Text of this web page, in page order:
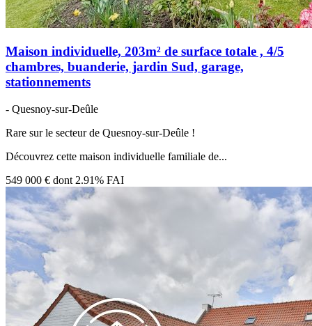
Maison individuelle, 203m² de surface totale , 4/5
chambres, buanderie, jardin Sud, garage,
stationnements
- Quesnoy-sur-Deûle
Rare sur le secteur de Quesnoy-sur-Deûle !
Découvrez cette maison individuelle familiale de...
549 000 € dont 2.91% FAI